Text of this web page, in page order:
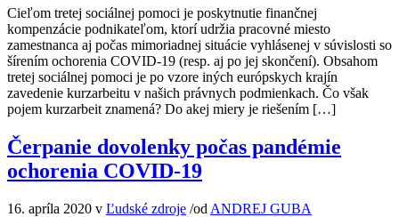
Cieľom tretej sociálnej pomoci je poskytnutie finančnej
kompenzácie podnikateľom, ktorí udržia pracovné miesto
zamestnanca aj počas mimoriadnej situácie vyhlásenej v súvislosti so
šírením ochorenia COVID-19 (resp. aj po jej skončení). Obsahom
tretej sociálnej pomoci je po vzore iných európskych krajín
zavedenie kurzarbeitu v našich právnych podmienkach. Čo však
pojem kurzarbeit znamená? Do akej miery je riešením […]
Čerpanie dovolenky počas pandémie
ochorenia COVID-19
16. apríla 2020 v Ľudské zdroje /od ANDREJ GUBA